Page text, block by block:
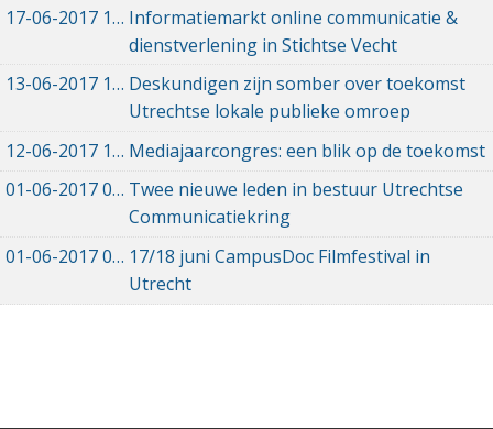
17-06-2017 17-06-2017 14:45
Informatiemarkt online communicatie &
dienstverlening in Stichtse Vecht
13-06-2017 13-06-2017 20:12
Deskundigen zijn somber over toekomst
Utrechtse lokale publieke omroep
12-06-2017 12-06-2017 11:59
Mediajaarcongres: een blik op de toekomst
01-06-201701-06-2017 15:39
Twee nieuwe leden in bestuur Utrechtse
Communicatiekring
01-06-201701-06-2017 12:11
17/18 juni CampusDoc Filmfestival in
Utrecht